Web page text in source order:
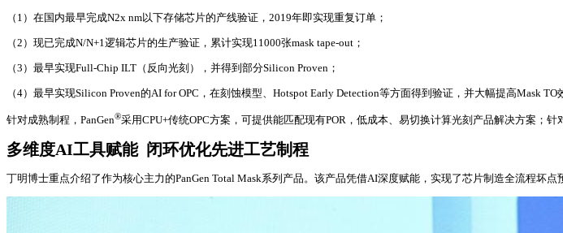
（1）在国内最早完成N2x nm以下存储芯片的产线验证，2019年即实现重复订单；
（2）现已完成N/N+1逻辑芯片的生产验证，累计实现11000张mask tape-out；
（3）最早实现Full-Chip ILT（反向光刻），并得到部分Silicon Proven；
（4）最早实现Silicon Proven的AI for OPC，在刻蚀模型、Hotspot Early Detection等方面得到验证，并大幅提高Mask TO
针对成熟制程，PanGen®采用CPU+传统OPC方案，可提供能匹配现有POR，低成本、易切换计算光刻产品解决方案；针
多维度AI工具赋能 闭环优化先进工艺制程
丁明博士重点介绍了作为核心主力的PanGen Total Mask系列产品。该产品凭借AI深度赋能，实现了芯片制造全流程坏